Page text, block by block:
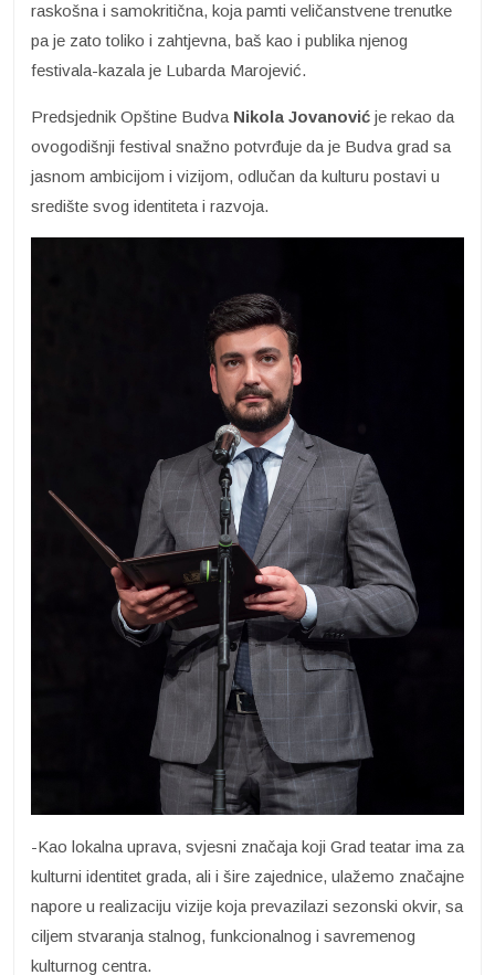
raskošna i samokritična, koja pamti veličanstvene trenutke
pa je zato toliko i zahtjevna, baš kao i publika njenog
festivala-kazala je Lubarda Marojević.
Predsjednik Opštine Budva Nikola Jovanović je rekao da
ovogodišnji festival snažno potvrđuje da je Budva grad sa
jasnom ambicijom i vizijom, odlučan da kulturu postavi u
središte svog identiteta i razvoja.
-Kao lokalna uprava, svjesni značaja koji Grad teatar ima za
kulturni identitet grada, ali i šire zajednice, ulažemo značajne
napore u realizaciju vizije koja prevazilazi sezonski okvir, sa
ciljem stvaranja stalnog, funkcionalnog i savremenog
kulturnog centra.